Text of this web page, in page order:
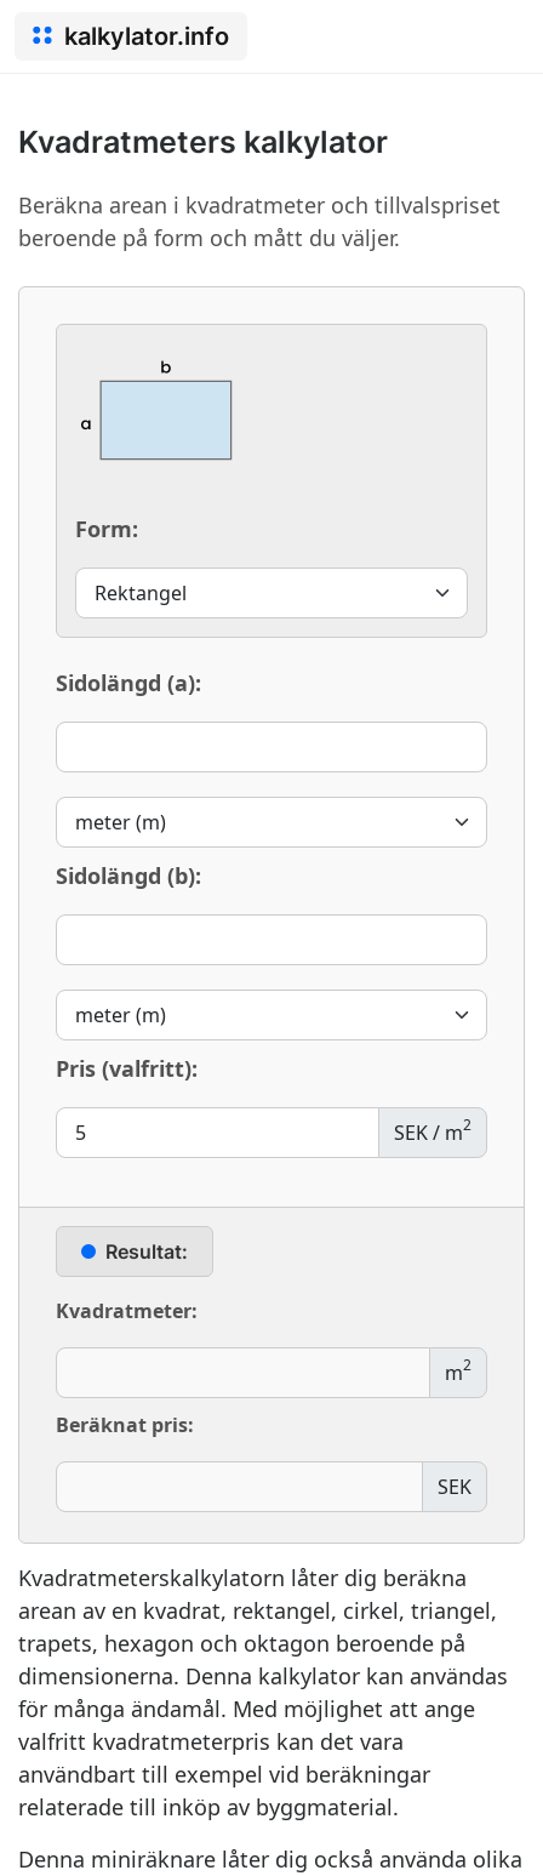
kalkylator.info
Kvadratmeters kalkylator
Beräkna arean i kvadratmeter och tillvalspriset
beroende på form och mått du väljer.
Form:
Sidolängd (a):
Sidolängd (b):
Pris (valfritt):
SEK / m2
Resultat:
Kvadratmeter:
m2
Beräknat pris:
SEK
Kvadratmeterskalkylatorn låter dig beräkna
arean av en kvadrat, rektangel, cirkel, triangel,
trapets, hexagon och oktagon beroende på
dimensionerna. Denna kalkylator kan användas
för många ändamål. Med möjlighet att ange
valfritt kvadratmeterpris kan det vara
användbart till exempel vid beräkningar
relaterade till inköp av byggmaterial.
Denna miniräknare låter dig också använda olika